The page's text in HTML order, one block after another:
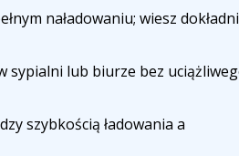
naładowaniu; wiesz
sypialni lub biurze bez
szybkością ładowania a